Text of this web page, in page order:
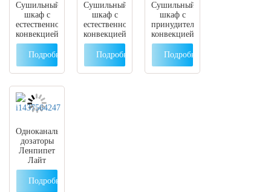
Сушильный
шкаф с
естественной
конвекцией
ED 240,
Binder
Подробнее
Сушильный
шкаф с
естественной
конвекцией
ED 53,
Binder
Подробнее
Сушильный
шкаф с
принудительной
конвекцией
FD 53,
Binder
Подробнее
Одноканальные
дозаторы
Ленпипет
Лайт
переменного
объема
Подробнее